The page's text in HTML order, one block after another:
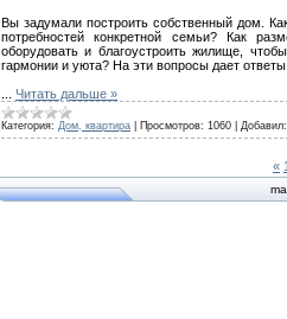
Вы задумали построить собственный дом.
потребностей конкретной семьи? Как
оборудовать и благоустроить жилище,
гармонии и уюта? На эти вопросы дает
Читать дальше »
Категория: Дом, квартира Просмотров: 1060 Добавил:
«